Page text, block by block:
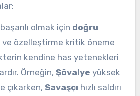
olmak için doğru
ve özelleştirme kritik öneme
kendine has yetenekleri
Örneğin, Şövalye yüksek
çıkarken, Savaşçı hızlı saldırı